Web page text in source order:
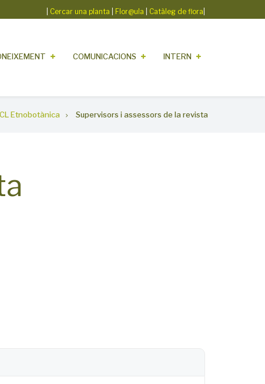
Cercar una planta Flor@ula Catàleg de flora
COMUNICACIONS INTERN
Etnobotànica Supervisors i assessors de la revista